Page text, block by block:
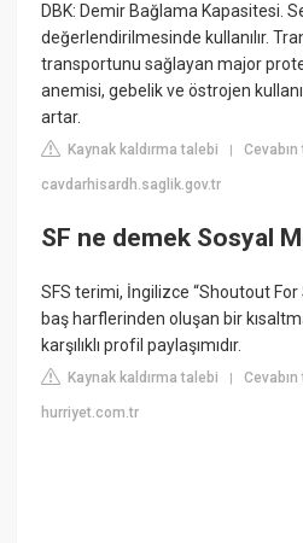
DBK: Demir Bağlama Kapasitesi.
değerlendirilmesinde kullanılır.
transportunu sağlayan major
anemisi, gebelik ve östrojen
artar.
Kaynak kaldırma talebi |
cavdarhisardh.saglik.gov.tr
SF ne demek Sosyal
SFS terimi, İngilizce “Shoutout
baş harflerinden oluşan bir
karşılıklı profil paylaşımıdır.
Kaynak kaldırma talebi |
hurriyet.com.tr